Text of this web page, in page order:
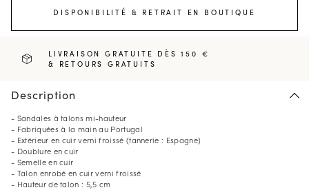
DISPONIBILITÉ & RETRAIT EN BOUTIQUE
LIVRAISON GRATUITE DÈS 150 €
& RETOURS GRATUITS
Description
- Sandales à talons mi-hauteur
- Fabriquées à la main au Portugal
- Extérieur en cuir verni froissé (tannerie : Espagne)
- Doublure en cuir
- Semelle en cuir
- Talon enrobé en cuir verni froissé
- Hauteur de talon : 5,5 cm